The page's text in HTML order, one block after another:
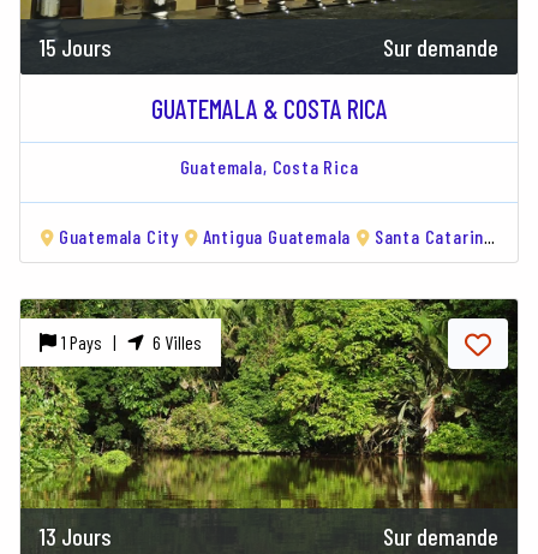
15 Jours Sur demande
GUATEMALA & COSTA RICA
Guatemala, Costa Rica
Guatemala City Antigua Guatemala Santa Catarina Palopó
1 Pays | 6 Villes
13 Jours Sur demande